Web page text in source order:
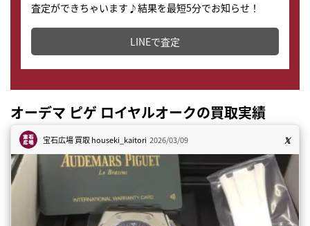
査定ができちゃいます♪結果を最短5分でお知らせ！
どこからでもすぐに査定金額を知ることが出来ます。
LINEで査定
オーデマ ピゲ ロイヤルオークの買取実績
宝石広場 買取houseki_kaitori 2026/03/09